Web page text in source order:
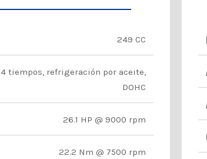
249 CC
4 tiempos, refrigeración por aceite,
DOHC
26.1 HP @ 9000 rpm
22.2 Nm @ 7500 rpm